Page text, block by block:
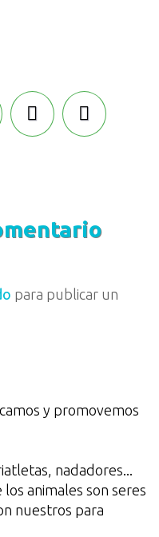
para publicar un
y promovemos
nadadores...
animales son seres
nuestros para